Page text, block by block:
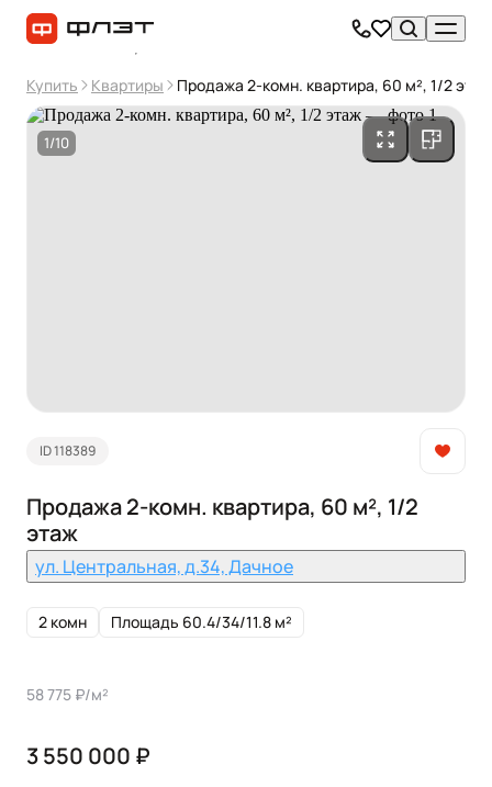
Купить Квартиры Продажа 2-комн. квартира, 60 м², 1/2 этаж
1/10
ID 118389
Продажа 2-комн. квартира, 60 м², 1/2
этаж
ул. Центральная, д.34, Дачное
2 комн Площадь 60.4/34/11.8 м²
58 775 ₽/м²
3 550 000 ₽